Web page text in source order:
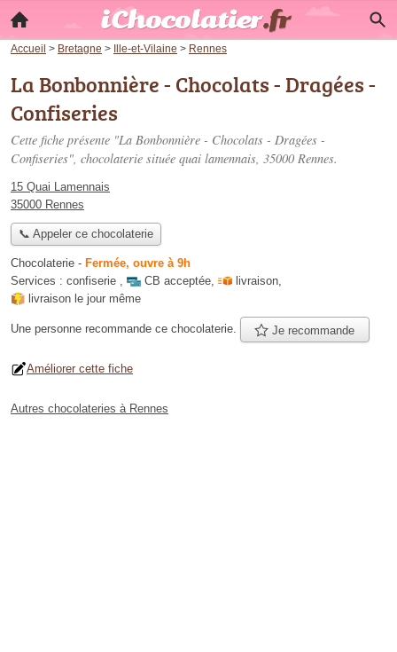
Accueil > Bretagne > Ille-et-Vilaine > Rennes
La Bonbonnière - Chocolats - Dragées -
Confiseries
Cette fiche présente "La Bonbonnière - Chocolats - Dragées -
Confiseries", chocolaterie située quai lamennais, 35000 Rennes.
15 Quai Lamennais
35000 Rennes
📞 Appeler ce chocolaterie
Chocolaterie - Fermée, ouvre à 9h
Services : confiserie , CB acceptée, livraison,
livraison le jour même
Une personne recommande ce chocolaterie. Je recommande
Améliorer cette fiche
Autres chocolateries à Rennes